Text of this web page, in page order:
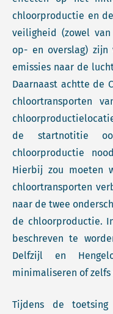
chloorproductie en
veiligheid (zowel
op- en overslag)
emissies naar de
Daarnaast achtte de
chloortransporten
de startnotitie
chloorproductie
Hierbij zou moeten
chloortransporten
naar de twee
de chloorproductie.
beschreven te
Delfzijl en
minimaliseren of
Tijdens de